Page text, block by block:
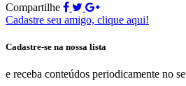
Compartilhe
Cadastre seu amigo, clique aqui!
Cadastre-se na nossa lista
e receba conteúdos periodicamente no